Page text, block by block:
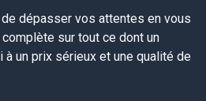
dépasser vos attentes en vous
sur tout ce dont un
un prix sérieux et une qualité de